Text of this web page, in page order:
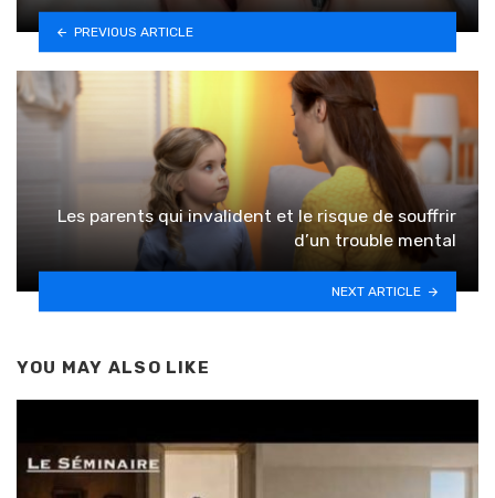
PREVIOUS ARTICLE
Les parents qui invalident et le risque de souffrir
d’un trouble mental
NEXT ARTICLE
YOU MAY ALSO LIKE